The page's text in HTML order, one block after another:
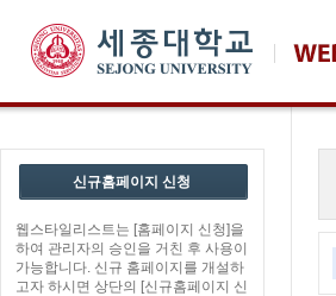
신규홈페이지 신청
웹스타일리스트는 [홈페이지 신청]을
하여 관리자의 승인을 거친 후 사용이
가능합니다. 신규 홈페이지를 개설하
고자 하시면 상단의 [신규홈페이지 신